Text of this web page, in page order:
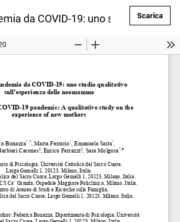
dell'articolo
da COVID-19: uno studioScarica